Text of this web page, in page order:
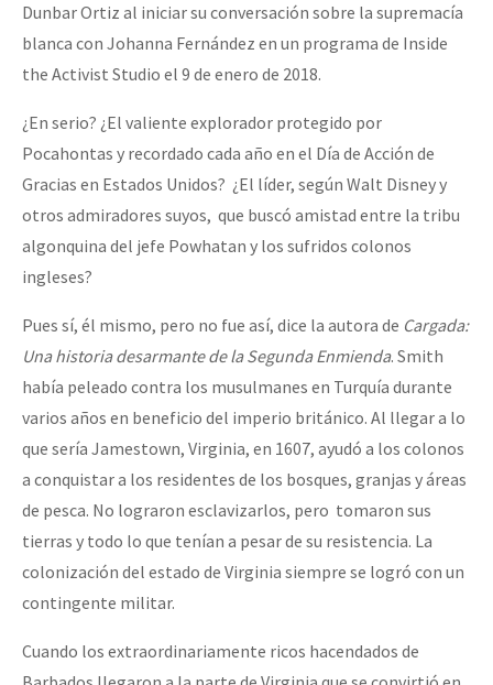
Dunbar Ortiz al iniciar su conversación sobre la supremacía
blanca con Johanna Fernández en un programa de Inside
the Activist Studio el 9 de enero de 2018.
¿En serio? ¿El valiente explorador protegido por
Pocahontas y recordado cada año en el Día de Acción de
Gracias en Estados Unidos? ¿El líder, según Walt Disney y
otros admiradores suyos, que buscó amistad entre la tribu
algonquina del jefe Powhatan y los sufridos colonos
ingleses?
Pues sí, él mismo, pero no fue así, dice la autora de Cargada:
Una historia desarmante de la Segunda Enmienda. Smith
había peleado contra los musulmanes en Turquía durante
varios años en beneficio del imperio británico. Al llegar a lo
que sería Jamestown, Virginia, en 1607, ayudó a los colonos
a conquistar a los residentes de los bosques, granjas y áreas
de pesca. No lograron esclavizarlos, pero tomaron sus
tierras y todo lo que tenían a pesar de su resistencia. La
colonización del estado de Virginia siempre se logró con un
contingente militar.
Cuando los extraordinariamente ricos hacendados de